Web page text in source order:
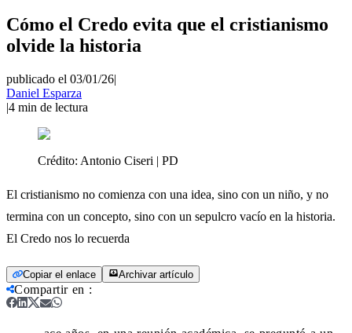
Cómo el Credo evita que el cristianismo
olvide la historia
publicado el 03/01/26|
Daniel Esparza
|4 min de lectura
Crédito: Antonio Ciseri | PD
El cristianismo no comienza con una idea, sino con un niño, y no
termina con un concepto, sino con un sepulcro vacío en la historia.
El Credo nos lo recuerda
Copiar el enlace Archivar artículo
Compartir en :